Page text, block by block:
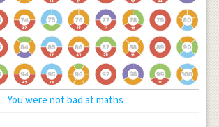
You were not bad at maths